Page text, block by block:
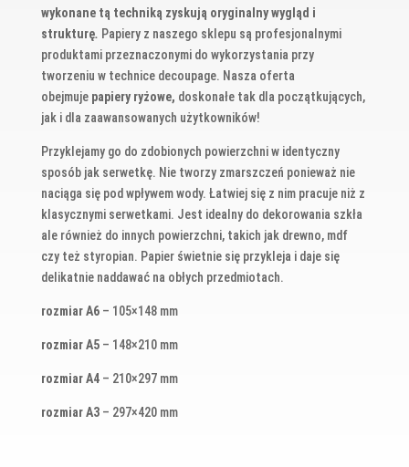
wykonane tą techniką zyskują oryginalny wygląd i
strukturę. Papiery z naszego sklepu są profesjonalnymi
produktami przeznaczonymi do wykorzystania przy
tworzeniu w technice decoupage. Nasza oferta
obejmuje papiery ryżowe, doskonałe tak dla początkujących,
jak i dla zaawansowanych użytkowników!
Przyklejamy go do zdobionych powierzchni w identyczny
sposób jak serwetkę. Nie tworzy zmarszczeń ponieważ nie
naciąga się pod wpływem wody. Łatwiej się z nim pracuje niż z
klasycznymi serwetkami. Jest idealny do dekorowania szkła
ale również do innych powierzchni, takich jak drewno, mdf
czy też styropian. Papier świetnie się przykleja i daje się
delikatnie naddawać na obłych przedmiotach.
rozmiar A6 – 105×148 mm
rozmiar A5– 148×210 mm
rozmiar A4– 210×297 mm
rozmiar A3– 297×420 mm